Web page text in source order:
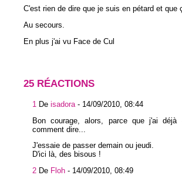
C'est rien de dire que je suis en pétard et que
Au secours.
En plus j'ai vu Face de Cul
25 RÉACTIONS
1 De isadora - 14/09/2010, 08:44
Bon courage, alors, parce que j'ai
comment dire...
J'essaie de passer demain ou jeudi.
D'ici là, des bisous !
2 De Floh - 14/09/2010, 08:49